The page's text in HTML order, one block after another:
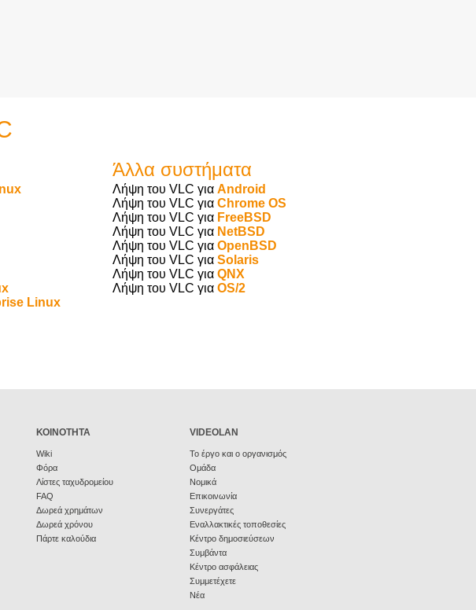
Linux
Άλλα συστήματα
Λήψη του VLC για Android
Λήψη του VLC για Chrome OS
Λήψη του VLC για FreeBSD
Λήψη του VLC για NetBSD
Λήψη του VLC για OpenBSD
Λήψη του VLC για Solaris
Λήψη του VLC για QNX
Λήψη του VLC για OS/2
ΚΟΙΝΌΤΗΤΑ
Wiki
Φόρα
Λίστες ταχυδρομείου
FAQ
Δωρεά χρημάτων
Δωρεά χρόνου
Πάρτε καλούδια
VIDEOLAN
Το έργο και ο οργανισμός
Ομάδα
Νομικά
Επικοινωνία
Συνεργάτες
Εναλλακτικές τοποθεσίες
Κέντρο δημοσιεύσεων
Συμβάντα
Κέντρο ασφάλειας
Συμμετέχετε
Νέα